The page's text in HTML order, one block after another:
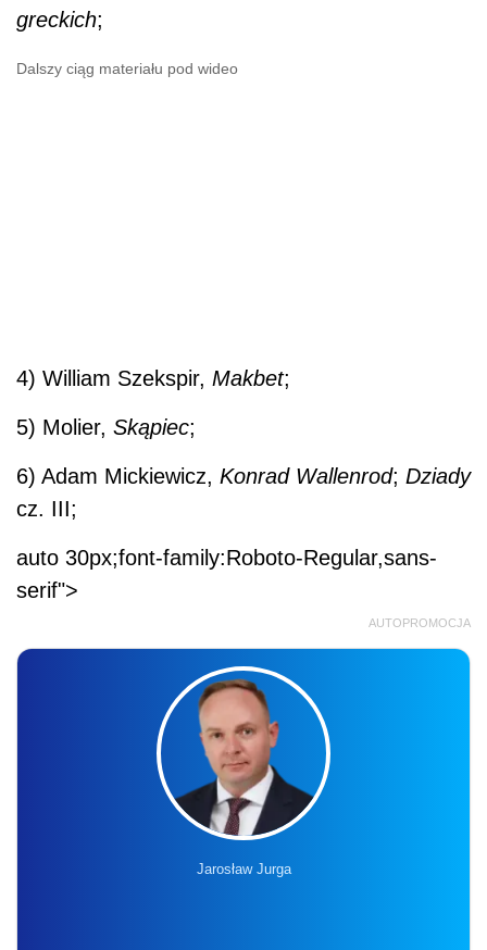
greckich;
Dalszy ciąg materiału pod wideo
4) William Szekspir, Makbet;
5) Molier, Skąpiec;
6) Adam Mickiewicz, Konrad Wallenrod; Dziady
cz. III;
auto 30px;font-family:Roboto-Regular,sans-
serif">
AUTOPROMOCJA
Jarosław Jurga